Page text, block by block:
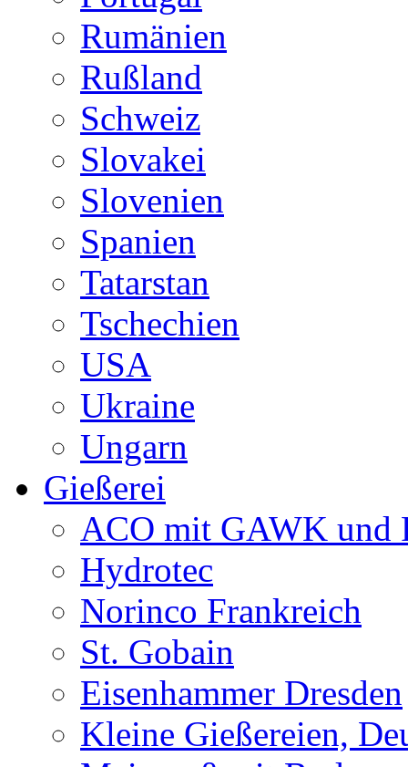
Rumänien
Rußland
Schweiz
Slovakei
Slovenien
Spanien
Tatarstan
Tschechien
USA
Ukraine
Ungarn
Gießerei
ACO mit GAWK und
Hydrotec
Norinco Frankreich
St. Gobain
Eisenhammer Dresden
Kleine Gießereien,